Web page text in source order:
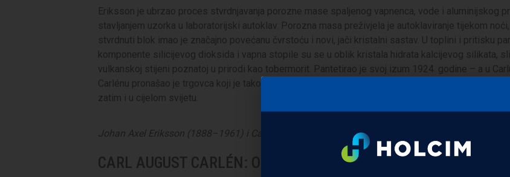
Eriksson je ubrzao proces stvrdnjavanja porozne mase spaljenog vapnenca, vode i aluminijskog
stavljanjem uzorka u laboratorijski autoklav. Porozna masa preživjela je autoklaviranje tijekom
stvrdnuti blok imao je značajno povećanu čvrstoću i novi, jači kristalni sastav. U toplini i pritisku
komponente silicijevog dioksida i vapna stopile su se u oblik kristala hidrata kalcijevog silikata,
vulkanskoj stijeni poznatoj u prirodi kao tobermorit. Pantetirao je svoj izum 1924. godine – a u
Carlénu pronašao je trgovca koji je također mogao donijeti novi građevinski materijal kupcima.
zatim i u cijelom svijetu.
Johan Axel Eriksson (1888–1961) i Carl August Carlén (1876–1960)
CARL AUGUST CARLÉN: OD DJEČAKA SA FARME DO